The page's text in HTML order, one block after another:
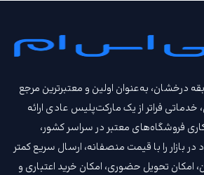
۲۰ سال سابقه درخشان، به‌عنوان اولین و معتبرترین مرجع
فراتر از یک مارکت‌پلیس عادی ارائه
فروشگاه‌های معتبر در سراسر کشور،
بازار را با قیمت‌ منصفانه، ارسال سریع کمتر
امکان تحویل حضوری، امکان خرید اعتباری و